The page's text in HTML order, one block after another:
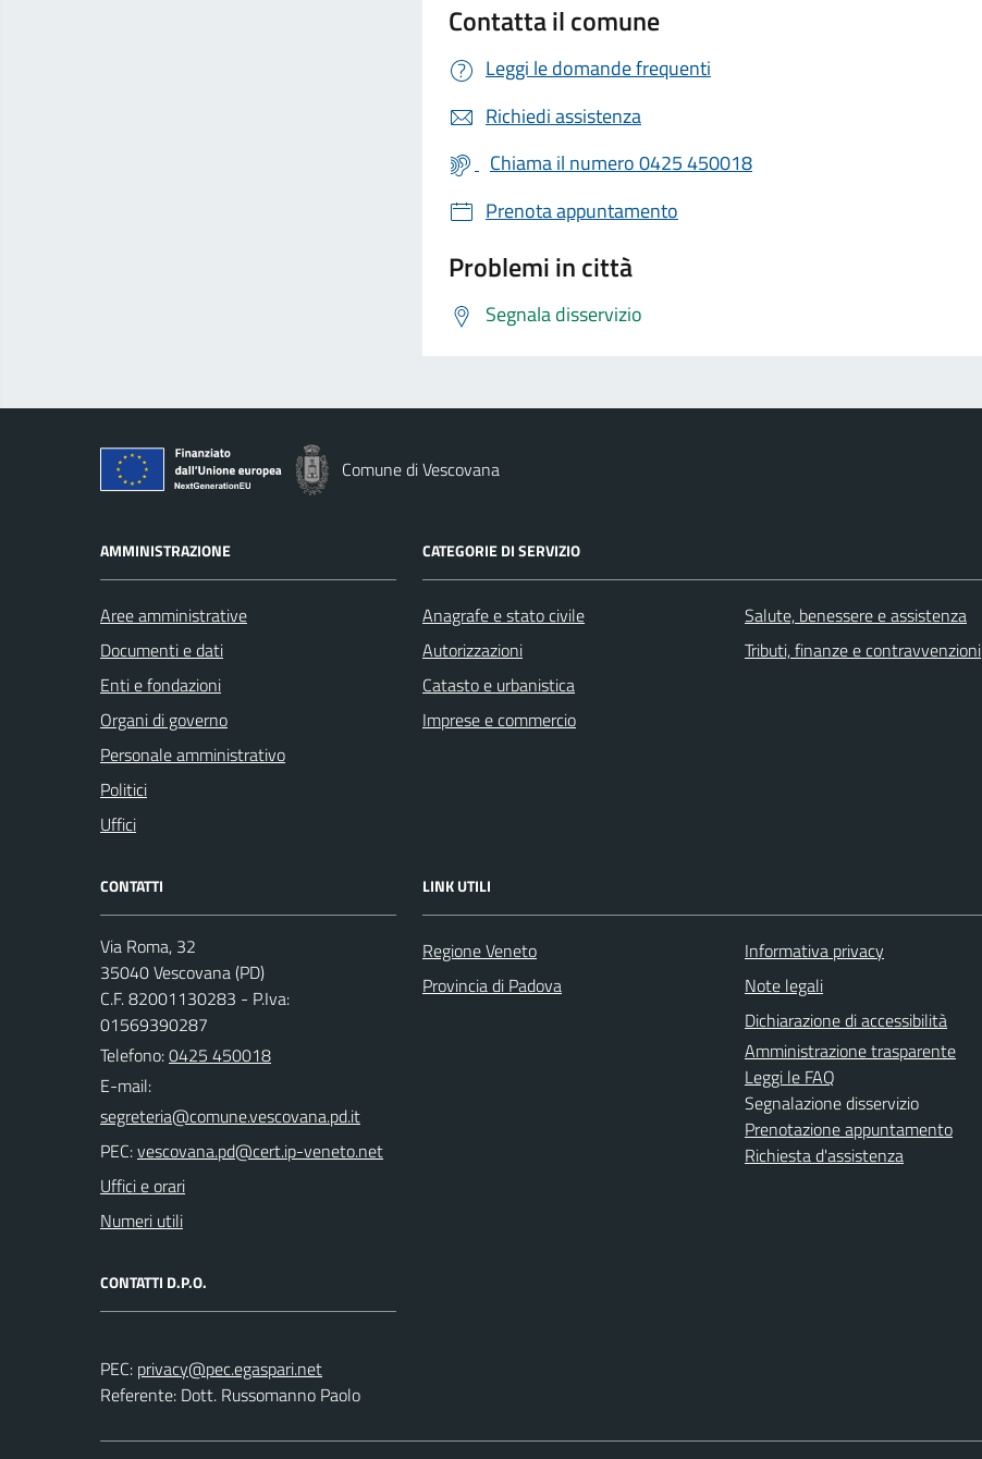
Contatta il comune
Leggi le domande frequenti
Richiedi assistenza
Chiama il numero 0425 450018
Prenota appuntamento
Problemi in città
Segnala disservizio
Comune di Vescovana
AMMINISTRAZIONE
Aree amministrative
Documenti e dati
Enti e fondazioni
Organi di governo
Personale amministrativo
Politici
Uffici
CATEGORIE DI SERVIZIO
Anagrafe e stato civile
Autorizzazioni
Catasto e urbanistica
Imprese e commercio
Salute, benessere e assistenza
Tributi, finanze e contravvenzioni
CONTATTI
Via Roma, 32
35040 Vescovana (PD)
C.F. 82001130283 - P.Iva:
01569390287
Telefono:0425 450018
E-mail:
PEC:
Uffici e orari
Numeri utili
CONTATTI D.P.O.
PEC:
Referente: Dott. Russomanno Paolo
LINK UTILI
Regione Veneto
Provincia di Padova
Informativa privacy
Note legali
Dichiarazione di accessibilità
Amministrazione trasparente
Leggi le FAQ
Segnalazione disservizio
Prenotazione appuntamento
Richiesta d'assistenza